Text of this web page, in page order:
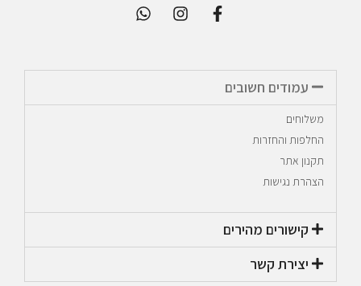
עמודים חשובים
משלוחים
החלפות והחזרות
תקנון אתר
הצהרת נגישות
קישורים מהירים​
יצירת קשר​